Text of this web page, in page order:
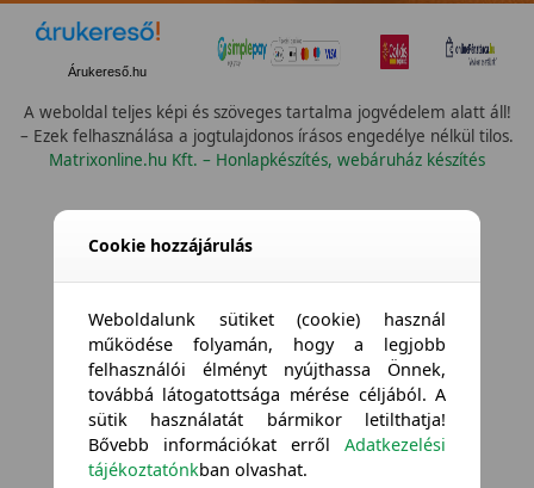
Árukereső.hu
A weboldal teljes képi és szöveges tartalma jogvédelem alatt áll!
– Ezek felhasználása a jogtulajdonos írásos engedélye nélkül tilos.
Matrixonline.hu Kft. – Honlapkészítés, webáruház készítés
Cookie hozzájárulás
Weboldalunk sütiket (cookie) használ
működése folyamán, hogy a legjobb
felhasználói élményt nyújthassa Önnek,
továbbá látogatottsága mérése céljából. A
sütik használatát bármikor letilthatja!
Bővebb információkat errőlAdatkezelési
tájékoztatónkban olvashat.